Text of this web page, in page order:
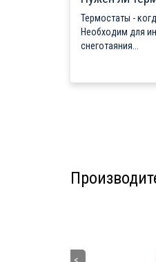
Термостаты -
Необходим для
снеготаяния...